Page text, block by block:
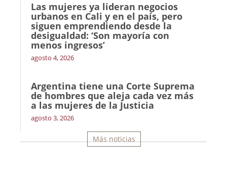
Las mujeres ya lideran negocios
urbanos en Cali y en el país, pero
siguen emprendiendo desde la
desigualdad: ‘Son mayoría con
menos ingresos’
agosto 4, 2026
Argentina tiene una Corte Suprema
de hombres que aleja cada vez más
a las mujeres de la Justicia
agosto 3, 2026
Más noticias